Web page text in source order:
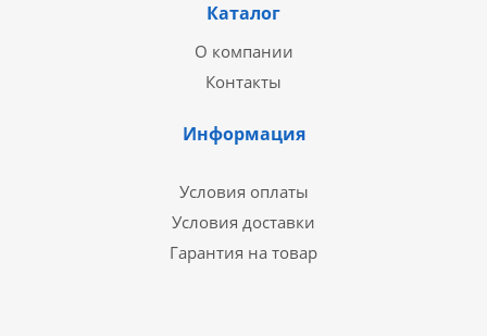
Каталог
О компании
Контакты
Информация
Условия оплаты
Условия доставки
Гарантия на товар